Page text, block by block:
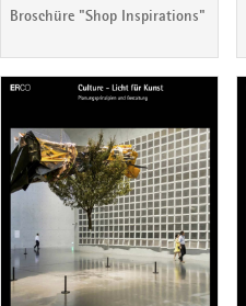
Broschüre "Shop Inspirations"